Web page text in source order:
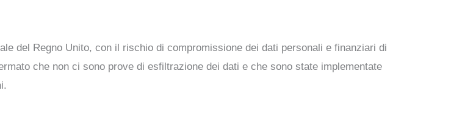
del Regno Unito, con il rischio di compromissione dei dati personali e finanziari di
che non ci sono prove di esfiltrazione dei dati e che sono state implementate